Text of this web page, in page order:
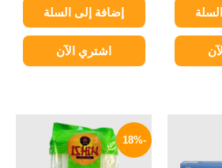
إضافة إلى السلة
اشتري الآن
299 EGP.
-18%
الأصلي
هو:
145 EGP.
السعر
الحالي
هو:
119 EGP.